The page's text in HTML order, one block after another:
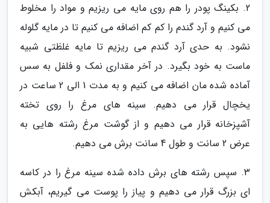
2. بکینگ پودر را هم روی مایه می ریزیم و مواد را مخلوط
می کنیم و آرد گندم را کم کم اضافه می کنیم تا در مایه گلوله
نشود. به حدی آرد گندم می ریزیم تا مایه غلظتی شبیه
ماست به خود بگیرد. در آخر مقداری نمک و فلفل به سس
آماده شده مان اضافه می کنیم و به مدت 1 الی 2 ساعت در
یخچال قرار می دهیم. سینه های مرغ را روی تخته
آشپزخانه قرار می دهیم و از گوشت مرغ رشته هایی به
عرض 2 سانت و طول 4 سانت برش می دهیم.
3. سپس رشته های برش داده شده سینه مرغ را در کاسه
ای بزرگ قرار می دهیم و پیاز را پوست می گیریم، آبکش